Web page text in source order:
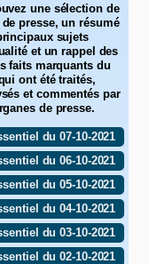
une sélection de
presse, un résumé
sujets
et un rappel des
faits marquants du
ont été traités,
et commentés par
de presse.
du 07-10-2021
du 06-10-2021
du 05-10-2021
du 04-10-2021
du 03-10-2021
du 02-10-2021